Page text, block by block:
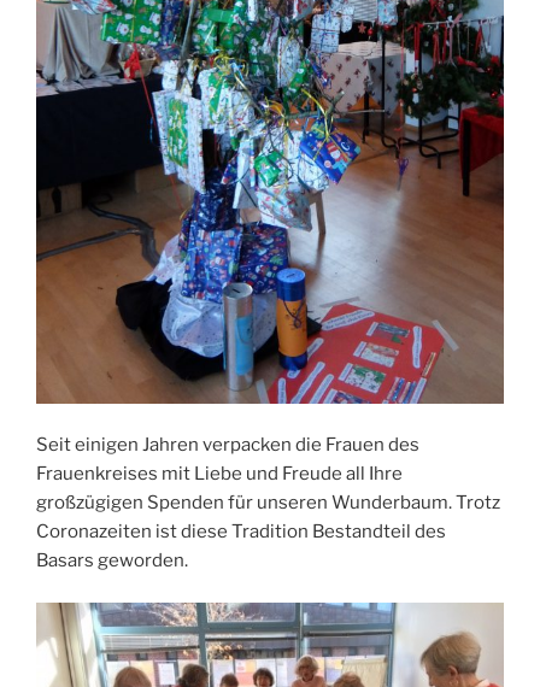
Seit einigen Jahren verpacken die Frauen des
Frauenkreises mit Liebe und Freude all Ihre
großzügigen Spenden für unseren Wunderbaum. Trotz
Coronazeiten ist diese Tradition Bestandteil des
Basars geworden.